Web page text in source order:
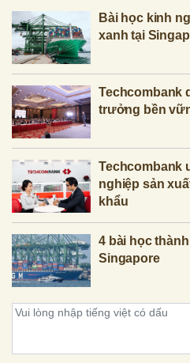
Bài học kinh
xanh tại
Techcombank
trưởng bền
Techcombank
nghiệp sản
khẩu
4 bài học
Singapore